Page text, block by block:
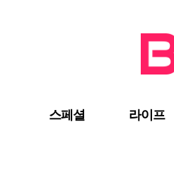
스페셜 라이프